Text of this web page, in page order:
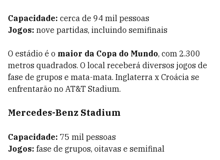
Capacidade: cerca de 94 mil pessoas
Jogos: nove partidas, incluindo semifinais
O estádio é o maior da Copa do Mundo, com 2.300
metros quadrados. O local receberá diversos jogos de
fase de grupos e mata-mata. Inglaterra x Croácia se
enfrentarão no AT&T Stadium.
Mercedes-Benz Stadium
Capacidade: 75 mil pessoas
Jogos: fase de grupos, oitavas e semifinal